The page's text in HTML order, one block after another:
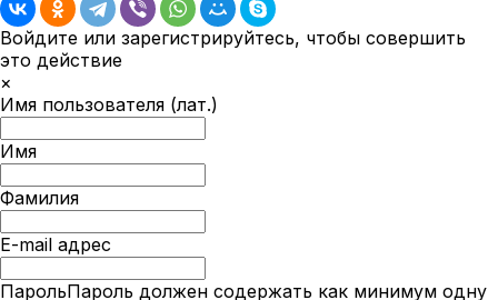
Войдите или зарегистрируйтесь, чтобы совершить
это действие
×
Имя пользователя (лат.)
Имя
Фамилия
E-mail адрес
ПарольПароль должен содержать как минимум одну